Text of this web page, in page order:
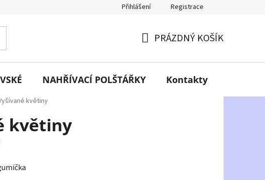
Přihlášení Registrace
KOŠÍK
PRÁZDNÝ KOŠÍK
NAHŘÍVACÍ POLŠTÁŘKY Kontakty
květiny
květiny